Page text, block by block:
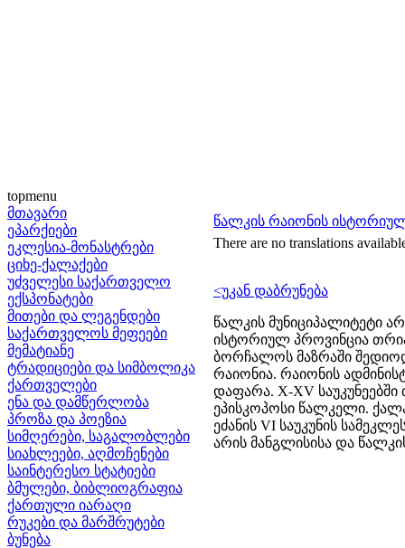
topmenu
მთავარი
ეპარქიები
ეკლესია-მონასტრები
ციხე-ქალაქები
უძველესი საქართველო
ექსპონატები
მითები და ლეგენდები
საქართველოს მეფეები
მემატიანე
ტრადიციები და სიმბოლიკა
ქართველები
ენა და დამწერლობა
პროზა და პოეზია
სიმღერები, საგალობლები
სიახლეები, აღმოჩენები
საინტერესო სტატიები
ბმულები, ბიბლიოგრაფია
ქართული იარაღი
რუკები და მარშრუტები
ბუნება
წალკის რაიონის
There are no translations
<უკან დაბრუნება
წალკის მუნიციპალიტეტი
ისტორიულ პროვინცია
ბორჩალოს მაზრაში
რაიონია. რაიონის
დაფარა. X-XV
ეპისკოპოსი წალკელი.
ეძანის VI საუკუნის
არის მანგლისისა და